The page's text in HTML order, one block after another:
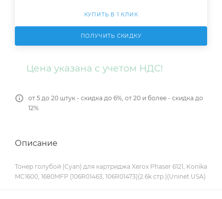
КУПИТЬ В 1 КЛИК
ПОЛУЧИТЬ СКИДКУ
Цена указана с учетом НДС!
от 5 до 20 штук - скидка до 6%, от 20 и более - скидка до
12%
Описание
Тонер голубой (Cyan) для картриджа Xerox Phaser 6121, Konika
MC1600, 1680MFP (106R01463, 106R01473)(2.6k стр.)(Uninet USA)